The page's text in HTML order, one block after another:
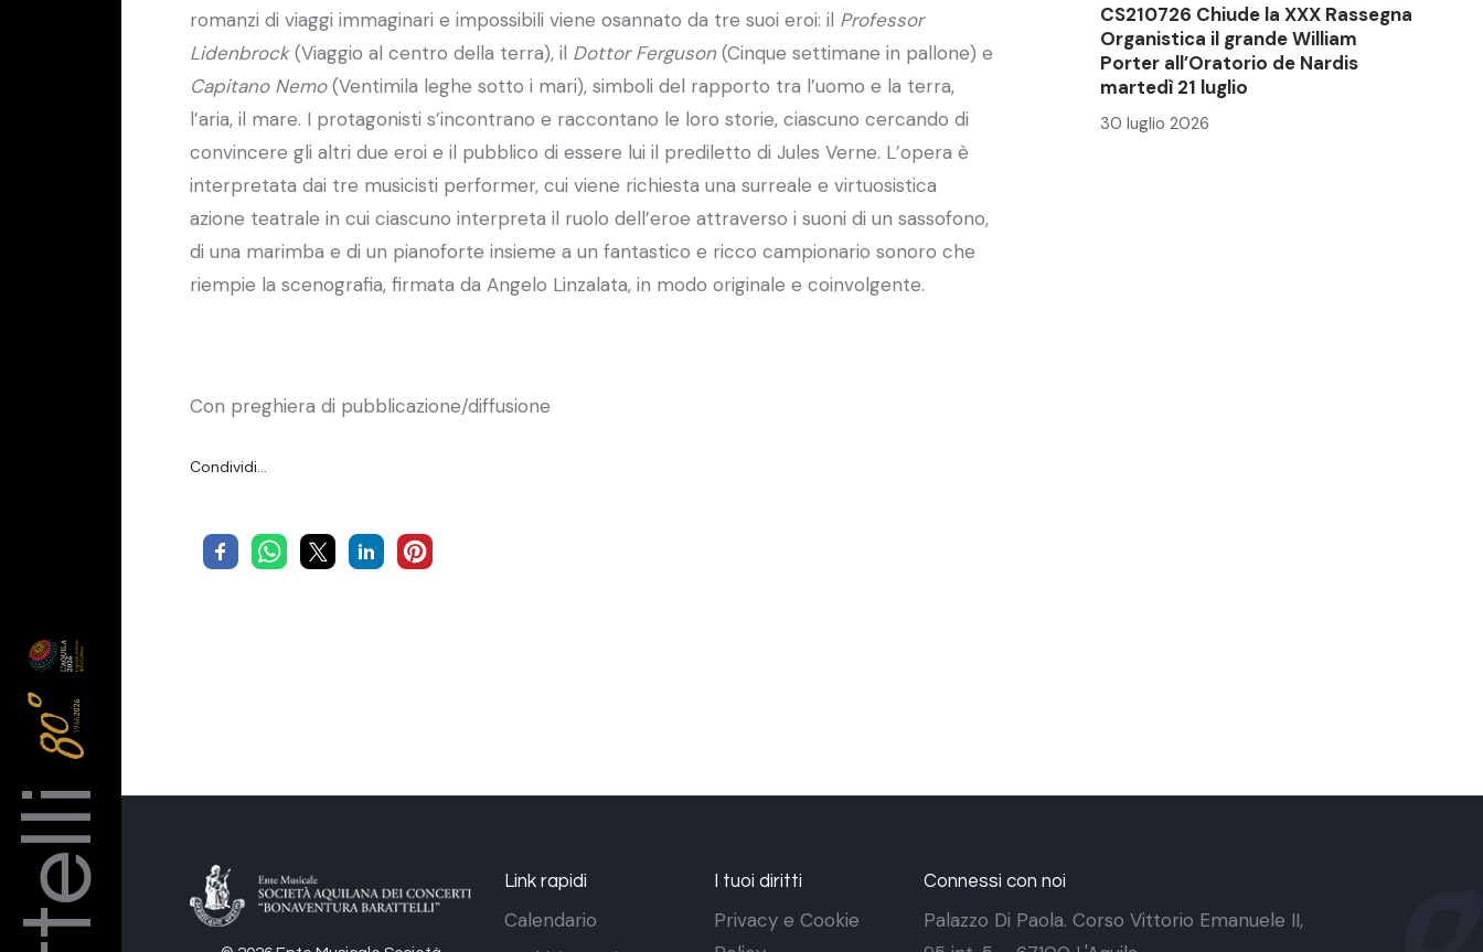
romanzi di viaggi immaginari e impossibili viene osannato da tre suoi eroi: il Professor
Lidenbrock(Viaggio al centro della terra), il Dottor Ferguson (Cinque settimane in pallone) e
Capitano Nemo(Ventimila leghe sotto i mari), simboli del rapporto tra l’uomo e la terra,
l’aria, il mare. I protagonisti s’incontrano e raccontano le loro storie, ciascuno cercando di
convincere gli altri due eroi e il pubblico di essere lui il prediletto di Jules Verne. L’opera è
interpretata dai tre musicisti performer, cui viene richiesta una surreale e virtuosistica
azione teatrale in cui ciascuno interpreta il ruolo dell’eroe attraverso i suoni di un sassofono,
di una marimba e di un pianoforte insieme a un fantastico e ricco campionario sonoro che
riempie la scenografia, firmata da Angelo Linzalata, in modo originale e coinvolgente.
Con preghiera di pubblicazione/diffusione
Condividi…
CS210726 Chiude la XXX Rassegna
Organistica il grande William
Porter all’Oratorio de Nardis
martedì 21 luglio
30 luglio 2026
Link rapidi
Calendario
I tuoi diritti
Privacy e Cookie
Connessi con noi
Palazzo Di Paola. Corso Vittorio Emanuele II,